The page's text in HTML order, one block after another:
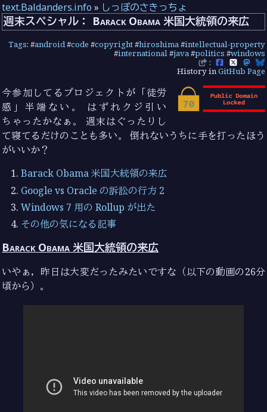
text.Baldanders.info » しっぽのさきっちょ
週末スペシャル： Barack Obama 米国大統領の来広
Tags: #android#code #copyright#hiroshima#intellectual-property
#international#java#politics #windows
:
History inGitHub Page
今参加してるプロジェクトが「徒労
感」半端ない。 はずれクジ引い
ちゃったかなぁ。 週末はぐったりし
て寝てるだけのことも多い。 倒れないうちに手を打ったほう
がいいか？
Barack Obama 米国大統領の来広
Google vs Oracle の訴訟の行方 2
Windows 7 用の Rollup が出た
その他の気になる記事
Barack Obama 米国大統領の来広
いやぁ，昨日は大変だったみたいですな（以下の動画の26分
頃から）。